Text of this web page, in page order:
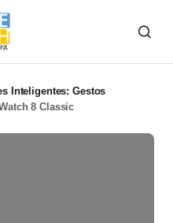
Inteligentes: Gestos
8 Classic